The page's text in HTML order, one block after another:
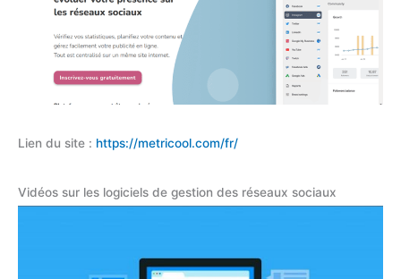
Lien du site : https://metricool.com/fr/
Vidéos sur les logiciels de gestion des réseaux sociaux